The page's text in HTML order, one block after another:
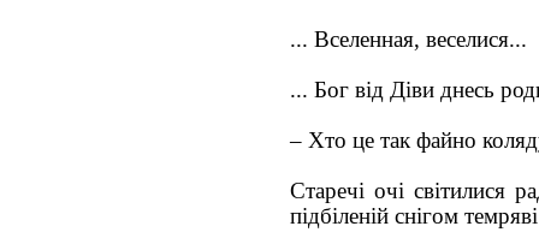
... Вселенная, веселися...
... Бог від Діви днесь
– Хто це так файно
Старечі очі світилися
підбіленій снігом